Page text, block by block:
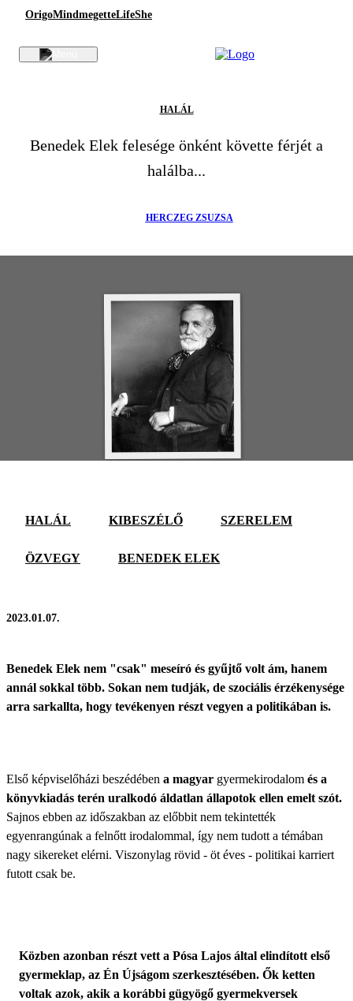
OrigoMindmegetteLifeShe
HALÁL
Benedek Elek felesége önként követte férjét a
halálba...
HERCZEG ZSUZSA
HALÁL KIBESZÉLŐ SZERELEM
ÖZVEGY BENEDEK ELEK
2023.01.07.
Benedek Elek nem "csak" meseíró és gyűjtő volt ám, hanem
annál sokkal több. Sokan nem tudják, de szociális érzékenysége
arra sarkallta, hogy tevékenyen részt vegyen a politikában is.
Első képviselőházi beszédében a magyar gyermekirodalom és a
könyvkiadás terén uralkodó áldatlan állapotok ellen emelt szót.
Sajnos ebben az időszakban az előbbit nem tekintették
egyenrangúnak a felnőtt irodalommal, így nem tudott a témában
nagy sikereket elérni. Viszonylag rövid - öt éves - politikai karriert
futott csak be.
Közben azonban részt vett a Pósa Lajos által elindított első
gyermeklap, az Én Újságom szerkesztésében. Ők ketten
voltak azok, akik a korábbi gügyögő gyermekversek